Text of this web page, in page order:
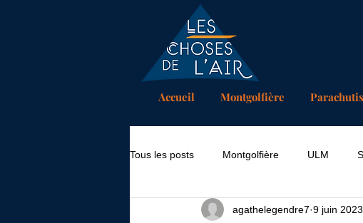
Accueil Montgolfière
Tous les posts Montgolfière ULM
agathelegendre7 9 juin 2023